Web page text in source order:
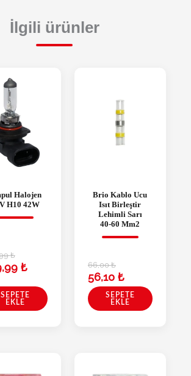
İlgili ürünler
Halojen
H10 42W
₺
₺
SEPETE
EKLE
Brio Kablo Ucu
Isıt Birleştir
Lehimli Sarı
40-60 Mm2
66,00₺
56,10 ₺
SEPETE
EKLE